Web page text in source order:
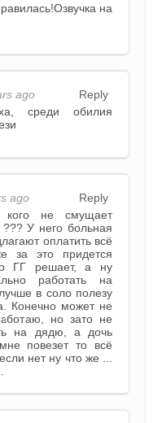
на
Reply
ago
среди обилия
Reply
ago
не смущает
У него больная
оплатить всё
за это придется
ГГ решает, а ну
работать на
в соло полезу
Конечно может не
но зато не
на дядю, а дочь
повезет то всё
нет ну что же ...